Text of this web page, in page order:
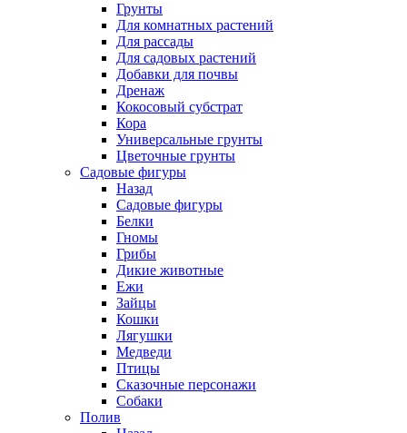
Грунты
Для комнатных растений
Для рассады
Для садовых растений
Добавки для почвы
Дренаж
Кокосовый субстрат
Кора
Универсальные грунты
Цветочные грунты
Садовые фигуры
Назад
Садовые фигуры
Белки
Гномы
Грибы
Дикие животные
Ежи
Зайцы
Кошки
Лягушки
Медведи
Птицы
Сказочные персонажи
Собаки
Полив